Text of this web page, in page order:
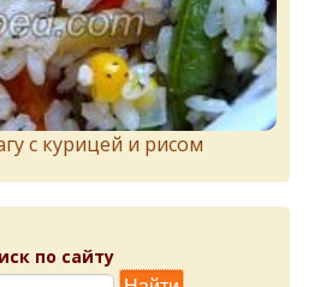
с курицей и рисом
по сайту